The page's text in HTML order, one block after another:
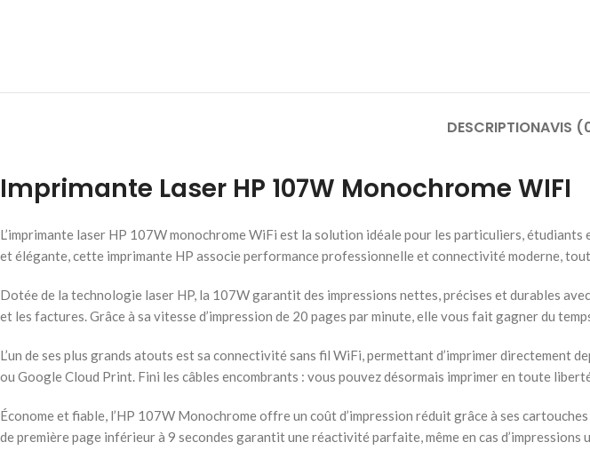
DESCRIPTIONAVIS
Imprimante Laser HP 107W Monochrome WIFI
L’imprimante laser HP 107W monochrome WiFi est la solution idéale pour les particuliers,
et élégante, cette imprimante HP associe performance professionnelle et connectivité moderne,
Dotée de la technologie laser HP, la 107W garantit des impressions nettes, précises et durables
et les factures. Grâce à sa vitesse d’impression de 20 pages par minute, elle vous fait gagner du
L’un de ses plus grands atouts est sa connectivité sans fil WiFi, permettant d’imprimer
ou Google Cloud Print. Fini les câbles encombrants : vous pouvez désormais imprimer en toute
Économe et fiable, l’HP 107W Monochrome offre un coût d’impression réduit grâce à ses
de première page inférieur à 9 secondes garantit une réactivité parfaite, même en cas d’impressions